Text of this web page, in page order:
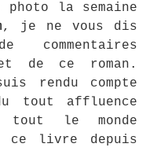
la semaine
, je ne vous dis
de ce roman.
rendu compte
tout affluence
tout le monde
ce livre depuis